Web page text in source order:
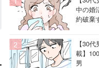
中の婚
約破棄
【30
載】
男